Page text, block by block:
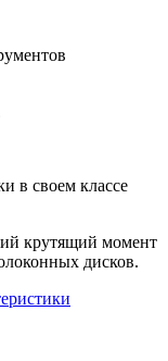
в своем классе
крутящий момент
дисков.